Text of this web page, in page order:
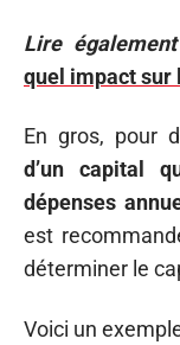
Lire
quel impact sur
En gros, pour
d’un capital
dépenses
est
déterminer le
Voici un